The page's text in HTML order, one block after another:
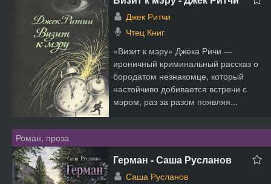
Джек Ритчи
Чтец Книг
«Визит к мэру» Джека Ричи —
ироничный криминальный рассказ о
бородатом незнакомце, который
настойчиво добивается встречи с
мэром, раз за разом появляя...
Роман, проза
Герман - Саша Русланов
Саша Русланов